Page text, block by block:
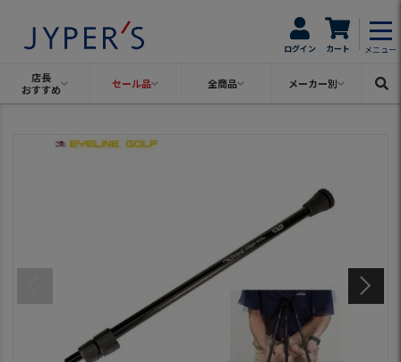
ログイン カート メニュー
店長
おすすめ
セール品 全商品 メーカー別